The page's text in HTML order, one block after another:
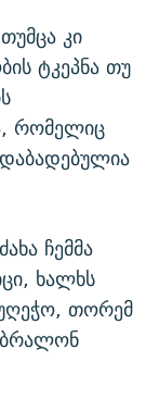
კი
ტკეპნა თუ
რომელიც
ჩემმა
ხალხს
თორემ